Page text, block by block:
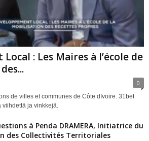
: Les Maires à l’école de
0
de villes et communes de Côte dIvoire. 31bet
viihdettä ja vinkkejä.
à Penda DRAMERA, Initiatrice du
des Collectivités Territoriales